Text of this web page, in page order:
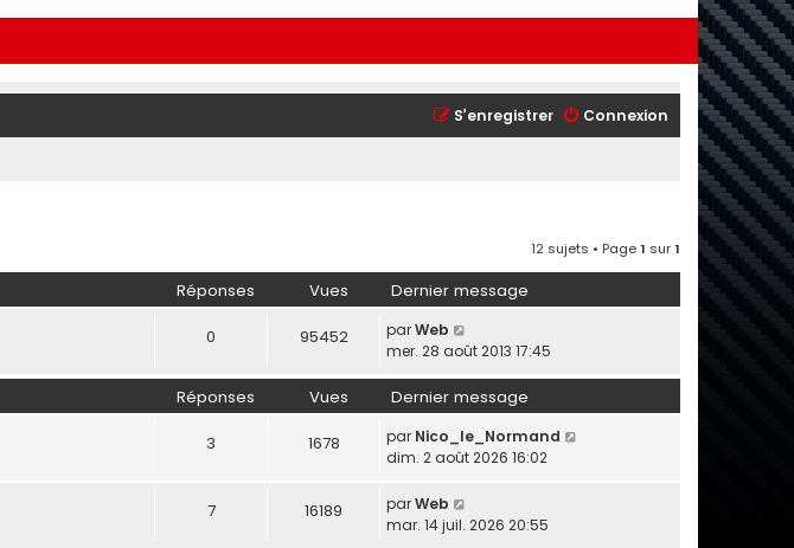
Connexion
S’enregistrer
12 sujets • Page1 sur1
Réponses Vues Dernier message
0 95452 parWeb
mer. 28 août 2013 17:45
Réponses Vues Dernier message
3 1678 par Nico_le_Normand
dim. 2 août 2026 16:02
7 16189 parWeb
mar. 14 juil. 2026 20:55